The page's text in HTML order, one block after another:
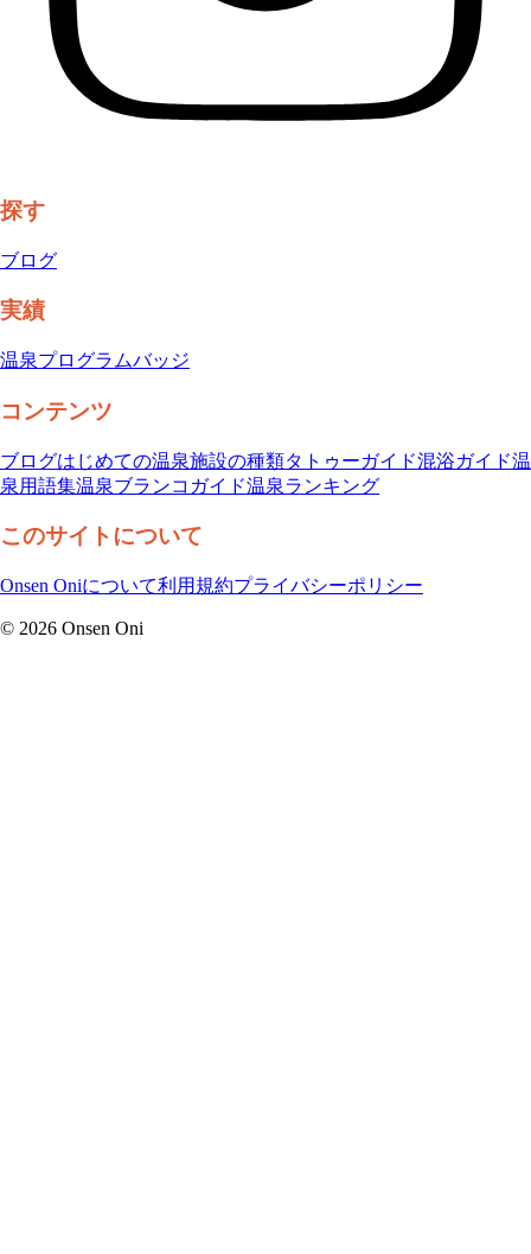
探す
ブログ
実績
温泉プログラムバッジ
コンテンツ
ブログはじめての温泉施設の種類タトゥーガイド混浴ガイド温
泉用語集温泉ブランコガイド温泉ランキング
このサイトについて
Onsen Oniについて利用規約プライバシーポリシー
© 2026 Onsen Oni